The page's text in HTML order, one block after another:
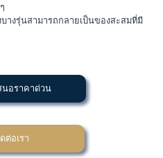
างรุ่นสามารถกลายเป็นของสะสมที่มี
นอราคาด่วน
ต่อเรา